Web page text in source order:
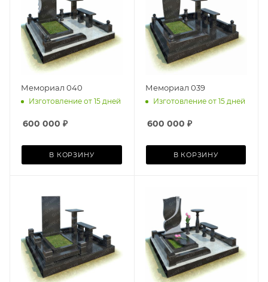
Мемориал 040
Изготовление от 15 дней
600 000 ₽
В КОРЗИНУ
Мемориал 039
Изготовление от 15 дней
600 000 ₽
В КОРЗИНУ